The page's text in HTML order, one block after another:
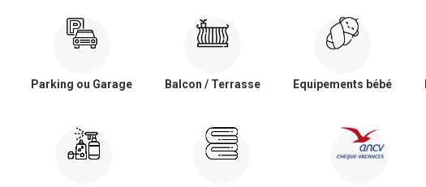
Parking ou Garage Balcon / Terrasse Equipements bébé